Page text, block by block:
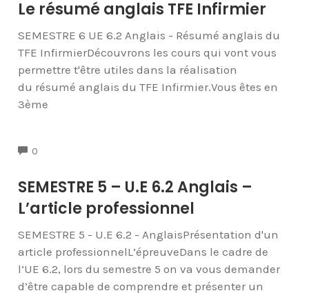
Le résumé anglais TFE Infirmier
SEMESTRE 6 UE 6.2 Anglais - Résumé anglais du
TFE InfirmierDécouvrons les cours qui vont vous
permettre t'être utiles dans la réalisation
du résumé anglais du TFE Infirmier.Vous êtes en
3ème
0
SEMESTRE 5 – U.E 6.2 Anglais –
L’article professionnel
SEMESTRE 5 - U.E 6.2 - AnglaisPrésentation d'un
article professionnelL’épreuveDans le cadre de
l’UE 6.2, lors du semestre 5 on va vous demander
d’être capable de comprendre et présenter un